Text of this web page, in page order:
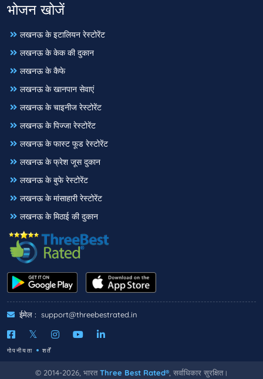
भोजन खोजें
लखनऊ के इटालियन रेस्टोरेंट
लखनऊ के केक की दुकान
लखनऊ के कैफे
लखनऊ के खानपान सेवाएं
लखनऊ के चाइनीज रेस्टोरेंट
लखनऊ के पिज्जा रेस्टोरेंट
लखनऊ के फास्ट फूड रेस्टोरेंट
लखनऊ के फ्रेश जूस दुकान
लखनऊ के बुफे रेस्टोरेंट
लखनऊ के मांसाहारी रेस्टोरेंट
लखनऊ के मिठाई की दुकान
ईमेल : support@threebestrated.in
गोपनीयता शर्तें
© 2014-2026, भारतThree Best Rated®, सर्वाधिकार सुरक्षित।